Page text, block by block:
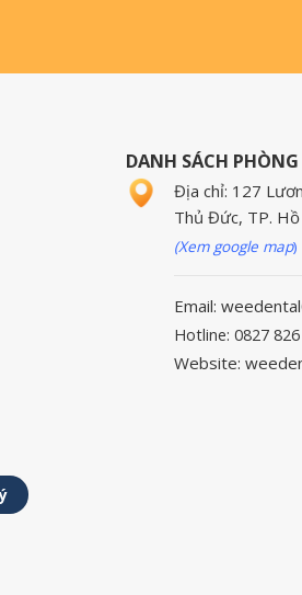
DANH SÁCH
Địa chỉ: 127
Thủ Đức, TP. Hồ
(Xem google map)
Email:
Hotline: 0827
Website: